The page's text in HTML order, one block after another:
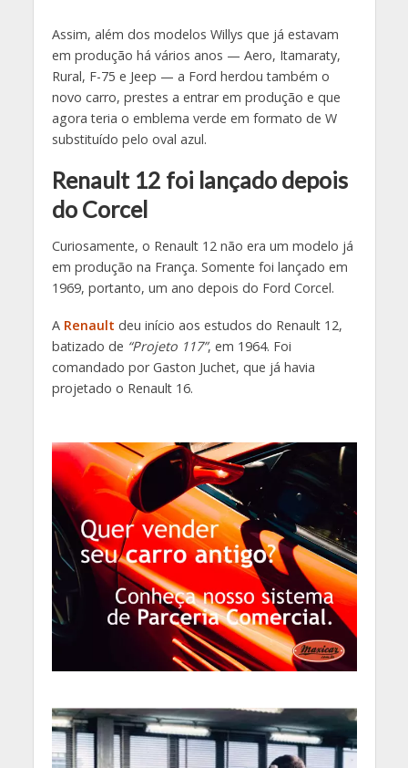
Assim, além dos modelos Willys que já estavam
em produção há vários anos — Aero, Itamaraty,
Rural, F-75 e Jeep — a Ford herdou também o
novo carro, prestes a entrar em produção e que
agora teria o emblema verde em formato de W
substituído pelo oval azul.
Renault 12 foi lançado depois
do Corcel
Curiosamente, o Renault 12 não era um modelo já
em produção na França. Somente foi lançado em
1969, portanto, um ano depois do Ford Corcel.
A Renault deu início aos estudos do Renault 12,
batizado de “Projeto 117”, em 1964. Foi
comandado por Gaston Juchet, que já havia
projetado o Renault 16.